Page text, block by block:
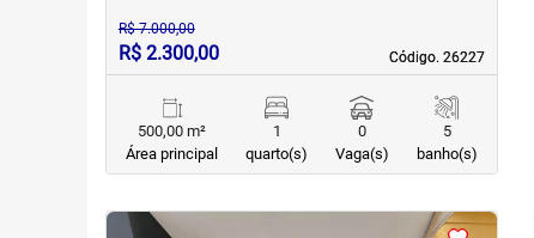
Código. 26227
Código. 26227
R$ 7.000,00
R$ 2.300,00
500,00 m²
Área principal
1
quarto(s)
0
Vaga(s)
5
banho(s)
< << <